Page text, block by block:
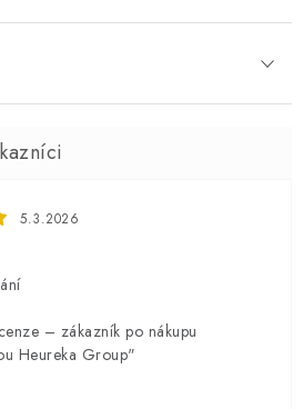
5.3.2026
– zákazník po nákupu
Heureka Group"